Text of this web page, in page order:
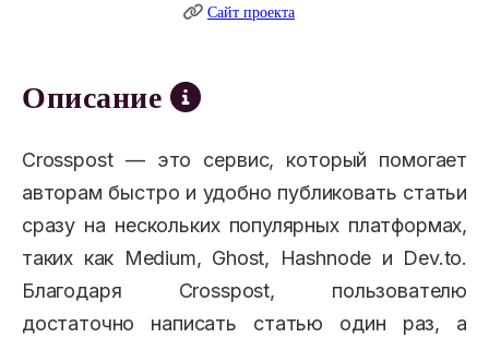
Сайт проекта
Описание
Crosspost — это сервис, который помогает
авторам быстро и удобно публиковать статьи
сразу на нескольких популярных платформах,
таких как Medium, Ghost, Hashnode и Dev.to.
Благодаря Crosspost, пользователю
достаточно написать статью один раз, а